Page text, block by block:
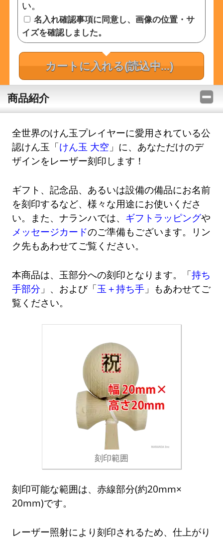
い。
名入れ確認事項に同意し、画像の位置・サ
イズを確認しました。
カートに入れる(読込中...)
商品紹介
全世界のけん玉プレイヤーに愛用されている公
認けん玉「けん玉 大空 」に、あなただけのデ
ザインをレーザー刻印します！
ギフト、記念品、あるいは設備の備品にお名前
を刻印するなど、様々な用途にお使いくださ
い。また、ナランハでは、 ギフトラッピングや
メッセージカードのご準備もございます。リン
ク先もあわせてご覧ください。
本商品は、玉部分への刻印となります。「持ち
手部分 」、および「玉＋持ち手 」もあわせてご
覧ください。
刻印範囲
刻印可能な範囲は、赤線部分(約20mm×
20mm)です。
レーザー照射により刻印されるため、仕上がり